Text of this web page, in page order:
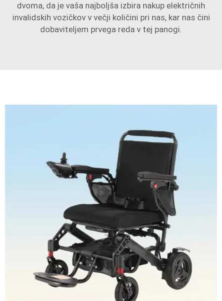
dvoma, da je vaša najboljša izbira nakup električnih
invalidskih vozičkov v večji količini pri nas, kar nas čini
dobaviteljem prvega reda v tej panogi.